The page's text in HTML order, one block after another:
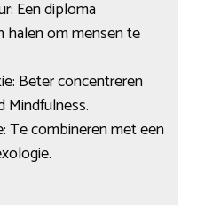
Een diploma
halen om mensen te
Beter concentreren
Mindfulness.
Te combineren met een